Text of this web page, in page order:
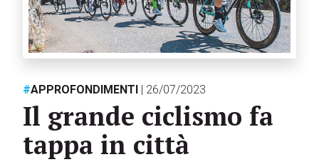
#APPROFONDIMENTI | 26/07/2023
Il grande ciclismo fa
tappa in città